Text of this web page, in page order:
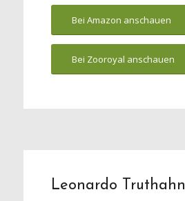
Bei Amazon anschauen
Bei Zooroyal anschauen
Leonardo